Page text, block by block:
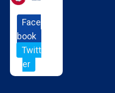
Face
book
Twitt
er